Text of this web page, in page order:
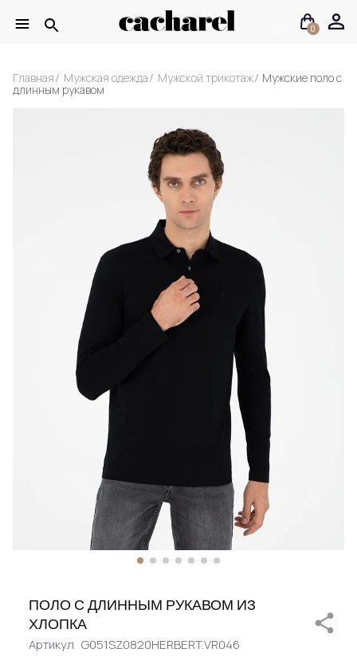
0
Главная Мужская одежда Мужской трикотаж Мужские поло с
длинным рукавом
ПОЛО С ДЛИННЫМ РУКАВОМ ИЗ
ХЛОПКА
Артикул G051SZ0820HERBERT.VR046